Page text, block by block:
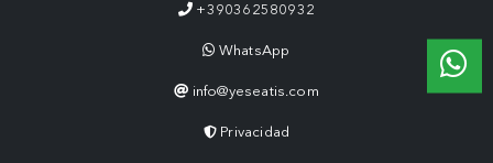
+390362580932
WhatsApp
info@yeseatis.com
Privacidad